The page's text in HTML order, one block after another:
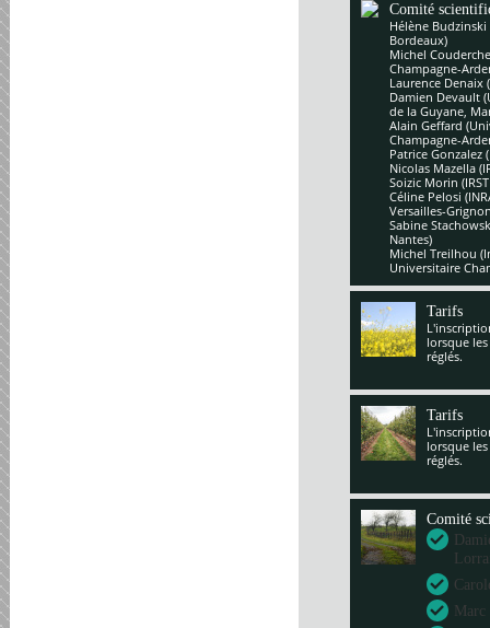
Comité
Hélène
Bordeaux)
Michel
Champagne-
Laurence Denaix
Damien Devault
de la Guyane,
Alain Geffard
Champagne-
Patrice Gonzalez
Nicolas Mazella
Soizic Morin
Céline Pelosi
Versailles-
Sabine
Nantes)
Michel Treilhou
Universitaire
Tarifs
lorsque
réglés.
Tarifs
lorsque
réglés.
Comité